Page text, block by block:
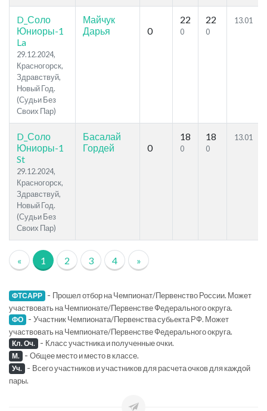
D_Соло
Юниоры-1
La
29.12.2024,
Красногорск,
Здравствуй,
Новый Год.
(Судьи Без
Своих Пар)
Майчук
Дарья
0
22
0
22
0
13.01
D_Соло
Юниоры-1
St
29.12.2024,
Красногорск,
Здравствуй,
Новый Год.
(Судьи Без
Своих Пар)
Басалай
Гордей
0
18
0
18
0
13.01
« 1 2 3 4 »
ФТСАРР - Прошел отбор на Чемпионат/Первенство России. Может
участвовать на Чемпионате/Первенстве Федерального округа.
ФО - Участник Чемпионата/Первенства субьекта РФ. Может
участвовать на Чемпионате/Первенстве Федерального округа.
Кл. Оч. - Класс участника и полученные очки.
М. - Общее место и место в классе.
Уч. - Всего участников и участников для расчета очков для каждой
пары.